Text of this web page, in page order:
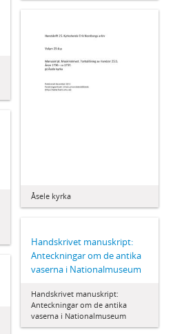
Åsele kyrka
Handskrivet manuskript:
Anteckningar om de antika
vaserna i Nationalmuseum
Handskrivet manuskript:
Anteckningar om de antika
vaserna i Nationalmuseum